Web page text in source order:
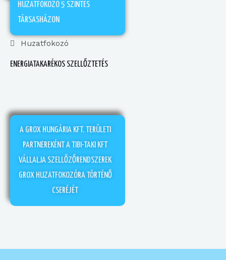
HUZATFOKOZÓ 5 SZINTES
TÁRSASHÁZON
Huzatfokozó
ENERGIATAKARÉKOS SZELLŐZTETÉS
A GROX HUNGÁRIA KFT. TERÜLETI
PARTNEREKÉNT A TIBI-TAKI KFT
VÁLLALJA SZELLŐZŐRENDSZEREK
GROX HUZATFOKOZÓRA TÖRTÉNŐ
CSERÉJÉT